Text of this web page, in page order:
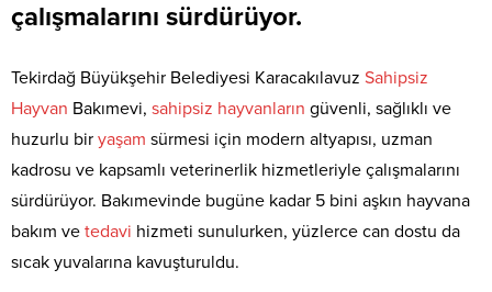
çalışmalarını sürdürüyor.
Tekirdağ Büyükşehir Belediyesi Karacakılavuz Sahipsiz
Hayvan Bakımevi, sahipsiz hayvanların güvenli, sağlıklı ve
huzurlu bir yaşam sürmesi için modern altyapısı, uzman
kadrosu ve kapsamlı veterinerlik hizmetleriyle çalışmalarını
sürdürüyor. Bakımevinde bugüne kadar 5 bini aşkın hayvana
bakım ve tedavi hizmeti sunulurken, yüzlerce can dostu da
sıcak yuvalarına kavuşturuldu.